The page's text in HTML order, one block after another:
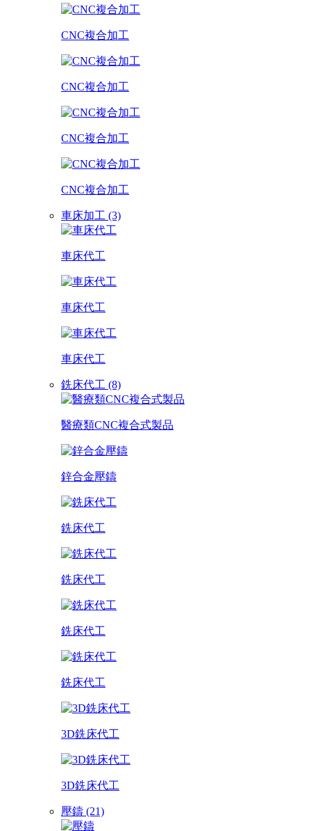
CNC複合加工
CNC複合加工
CNC複合加工
CNC複合加工
車床加工 (3)
車床代工
車床代工
車床代工
銑床代工 (8)
醫療類CNC複合式製品
鋅合金壓鑄
銑床代工
銑床代工
銑床代工
銑床代工
3D銑床代工
3D銑床代工
壓鑄 (21)